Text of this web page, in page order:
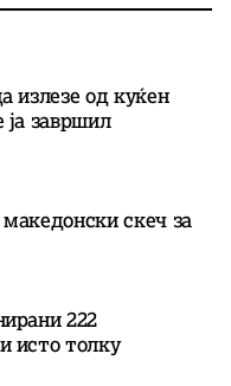
излезе од куќен
ја завршил
скеч за
222
исто толку